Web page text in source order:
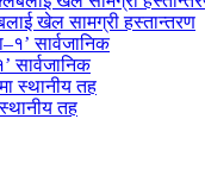
खेल सामग्री हस्तान्तरण
सार्वजानिक
तह